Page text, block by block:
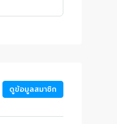
ดูข้อมูลสมาชิก